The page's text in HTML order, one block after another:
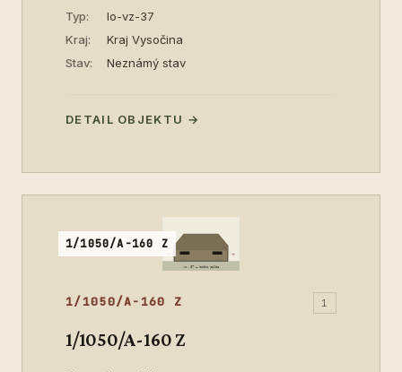
Typ:
lo-vz-37
Kraj:
Kraj Vysočina
Stav:
Neznámý stav
DETAIL OBJEKTU →
1/1050/A-160 Z
1/1050/A-160 Z 1
1/1050/A-160 Z